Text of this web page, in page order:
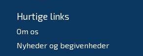
Hurtige links
Om os
Nyheder og begivenheder